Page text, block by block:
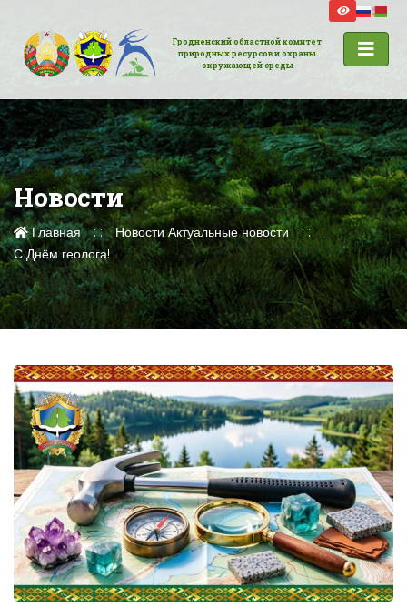
Гродненский областной комитет
природных ресурсов и охраны
окружающей среды
Новости
Главная Новости Актуальные новости
С Днём геолога!